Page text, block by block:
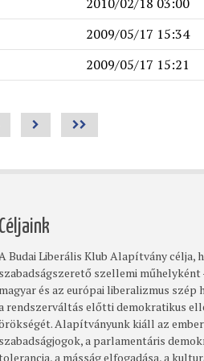
2009/05/17 15:34
2009/05/17 15:21
> >>
Céljaink
A Budai Liberális Klub Alapítvány célja,
szabadságszerető szellemi
magyar és az európai liberalizmus szép
rendszerváltás előtti demokratikus
Alapítványunk kiáll az
szabadságjogok, a parlamentáris
a másság elfogadása, a